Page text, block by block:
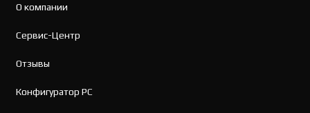
О компании
Сервис-Центр
Отзывы
Конфигуратор PC